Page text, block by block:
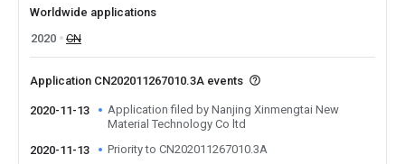
Worldwide applications
2020
CN
Application CN202011267010.3A events
2020-11-13
Application filed by Nanjing Xinmengtai New
Material Technology Co ltd
2020-11-13
Priority to CN202011267010.3A